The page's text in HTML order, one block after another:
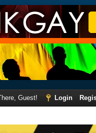
Guest! Login